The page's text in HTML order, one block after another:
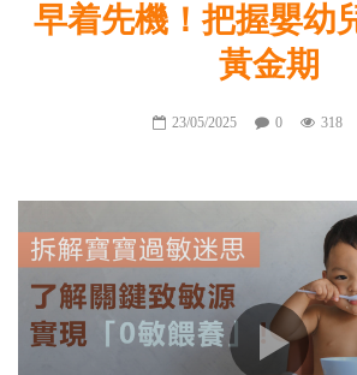
早着先機！把握嬰幼
黃金期
23/05/2025 0 318